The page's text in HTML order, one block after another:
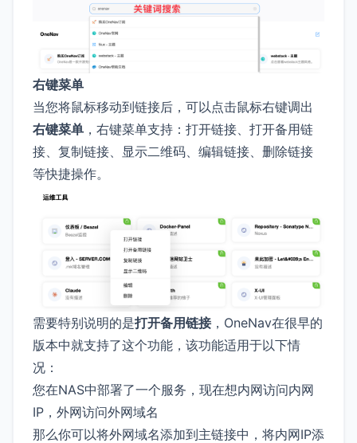
右键菜单
当您将鼠标移动到链接后，可以点击鼠标右键调出
右键菜单 ，右键菜单支持：打开链接、打开备用链
接、复制链接、显示二维码、编辑链接、删除链接
等快捷操作。
需要特别说明的是打开备用链接，OneNav在很早的
版本中就支持了这个功能，该功能适用于以下情
况：
您在NAS中部署了一个服务，现在想内网访问内网
IP，外网访问外网域名
那么你可以将外网域名添加到主链接中，将内网IP添